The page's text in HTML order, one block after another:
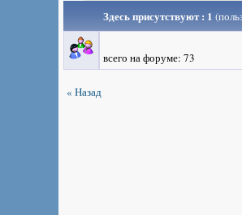
Здесь присутствуют : 1
всего на форуме: 73
« Назад